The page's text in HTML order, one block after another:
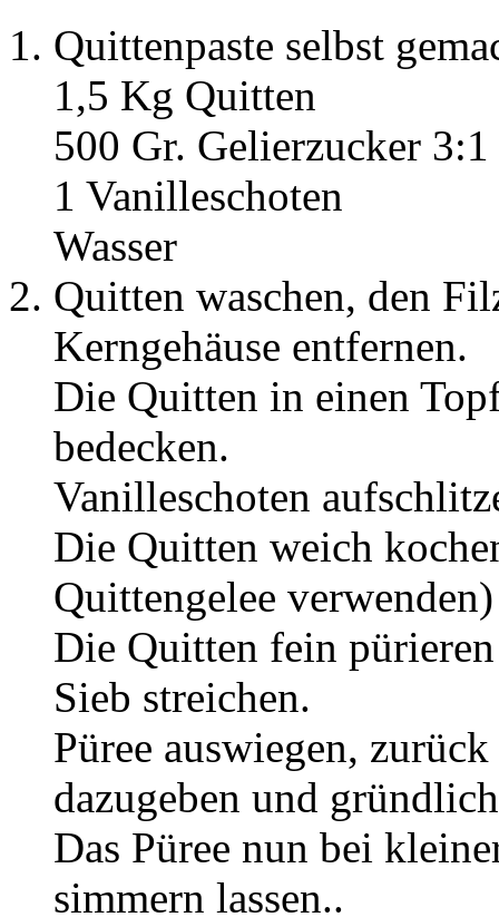
Quittenpaste selbst
1,5 Kg Quitten
500 Gr. Gelierzucker 3:1
1 Vanilleschoten
Wasser
Quitten waschen, den
Kerngehäuse entfernen.
Die Quitten in einen
bedecken.
Vanilleschoten
Die Quitten weich
Quittengelee verwenden)
Die Quitten fein
Sieb streichen.
Püree auswiegen,
dazugeben und
Das Püree nun bei
simmern lassen..